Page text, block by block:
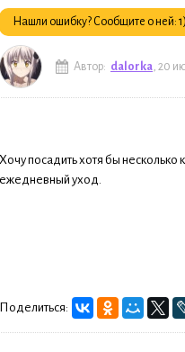
Нашли ошибку? Сообщите о ней:
Автор: dalorka , 20
Хочу посадить хотя бы
ежедневный уход.
Поделиться: